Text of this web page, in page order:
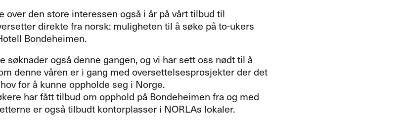
over den store interessen også i år på vårt tilbud til
direkte fra norsk: muligheten til å søke på to-ukers
Bondeheimen.
søknader også denne gangen, og vi har sett oss nødt til å
denne våren er i gang med oversettelsesprosjekter der det
for å kunne oppholde seg i Norge.
har fått tilbud om opphold på Bondeheimen fra og med
er også tilbudt kontorplasser i NORLAs lokaler.